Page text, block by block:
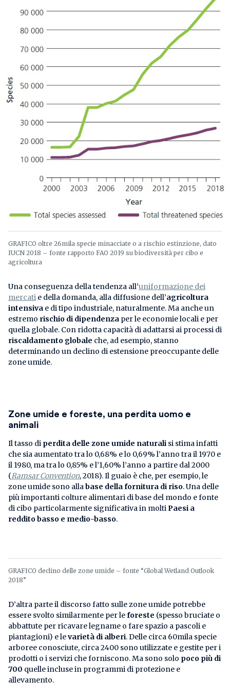
GRAFICO oltre 26mila specie minacciate o a rischio estinzione, dato
IUCN 2018 – fonte rapporto FAO 2019 su biodiversità per cibo e
agricoltura
Una conseguenza della tendenza all’uniformazione dei
mercati e della domanda, alla diffusione dell’agricoltura
intensiva e di tipo industriale, naturalmente. Ma anche un
estremo rischio di dipendenza per le economie locali e per
quella globale. Con ridotta capacità di adattarsi ai processi di
riscaldamento globale che, ad esempio, stanno
determinando un declino di estensione preoccupante delle
zone umide.
Zone umide e foreste, una perdita uomo e
animali
Il tasso di perdita delle zone umide naturali si stima infatti
che sia aumentato tra lo 0,68% e lo 0,69% l’anno tra il 1970 e
il 1980, ma tra lo 0,85% e l’1,60% l’anno a partire dal 2000
(Ramsar Convention, 2018). Il guaio è che, per esempio, le
zone umide sono allabase della fornitura di riso. Una delle
più importanti colture alimentari di base del mondo e fonte
di cibo particolarmente significativa in moltiPaesi a
reddito basso e medio-basso.
GRAFICO declino delle zone umide – fonte “Global Wetland Outlook
2018”
D’altra parte il discorso fatto sulle zone umide potrebbe
essere svolto similarmente per leforeste (spesso bruciate o
abbattute per ricavare legname o fare spazio a pascoli e
piantagioni) e levarietà di alberi. Delle circa 60mila specie
arboree conosciute, circa 2400 sono utilizzate e gestite per i
prodotti o i servizi che forniscono. Ma sono solo poco più di
700 quelle incluse in programmi di protezione e
allevamento.